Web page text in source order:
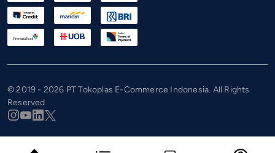
© 2019 - 2026 PT Tokoplas E-Commerce Indonesia. All Rights
Reserved